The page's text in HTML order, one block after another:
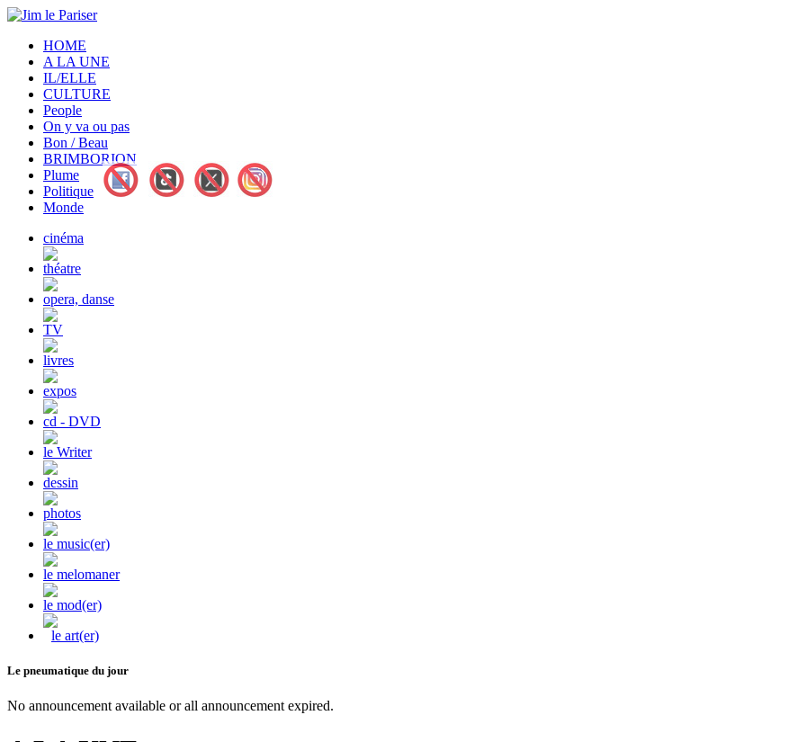
HOME
A LA UNE
IL/ELLE
CULTURE
People
On y va ou pas
Bon / Beau
BRIMBORION
Plume
Politique
Monde
cinéma
théatre
opera, danse
TV
livres
expos
cd - DVD
le Writer
dessin
photos
le music(er)
le melomaner
le mod(er)
le art(er)
Le pneumatique du jour
No announcement available or all announcement expired.